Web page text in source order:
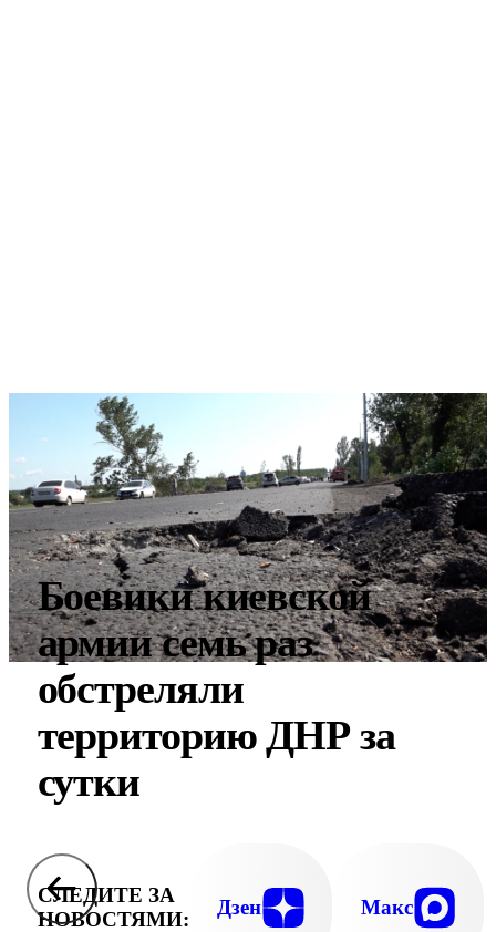
Боевики киевской
армии семь раз
обстреляли
территорию ДНР за
сутки
СЛЕДИТЕ ЗА
НОВОСТЯМИ:
Дзен Макс